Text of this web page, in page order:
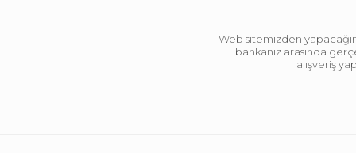
Web sitemizden
bankanız arasında
alışveriş